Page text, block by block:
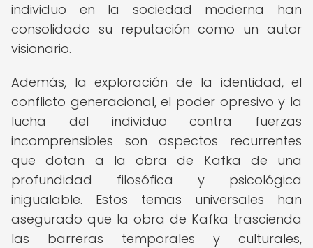
individuo en la sociedad moderna han
consolidado su reputación como un autor
visionario.
Además, la exploración de la identidad, el
conflicto generacional, el poder opresivo y la
lucha del individuo contra fuerzas
incomprensibles son aspectos recurrentes
que dotan a la obra de Kafka de una
profundidad filosófica y psicológica
inigualable. Estos temas universales han
asegurado que la obra de Kafka trascienda
las barreras temporales y culturales,